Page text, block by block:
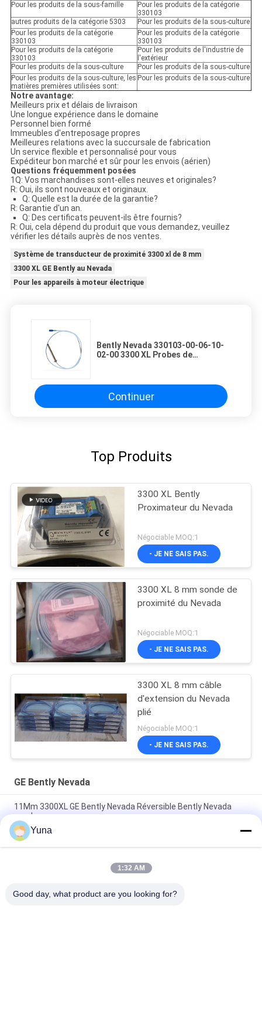
Pour les produits de la sous-famille
Pour les produits de la catégorie
330103
autres produits de la catégorie 5303
Pour les produits de la sous-culture
Pour les produits de la catégorie
330103
Pour les produits de la catégorie
330103
Pour les produits de la catégorie
330103
Pour les produits de l'industrie de
l'extérieur
Pour les produits de la sous-culture
Pour les produits de la sous-culture
Pour les produits de la sous-culture, les
matières premières utilisées sont:
Pour les produits de la sous-culture
Notre avantage:
Meilleurs prix et délais de livraison
Une longue expérience dans le domaine
Personnel bien formé
Immeubles d'entreposage propres
Meilleures relations avec la succursale de fabrication
Un service flexible et personnalisé pour vous
Expéditeur bon marché et sûr pour les envois (aérien)
Questions fréquemment posées
1Q: Vos marchandises sont-elles neuves et originales?
R: Oui, ils sont nouveaux et originaux.
Q: Quelle est la durée de la garantie?
R: Garantie d'un an.
Q: Des certificats peuvent-ils être fournis?
R: Oui, cela dépend du produit que vous demandez, veuillez
vérifier les détails auprès de nos ventes.
Système de transducteur de proximité 3300 xl de 8 mm
3300 XL GE Bently au Nevada
Pour les appareils à moteur électrique
Bently Nevada 330103-00-06-10-
02-00 3300 XL Probes de
Continuer
Top Produits
3300 XL Bently
Proximateur du Nevada
Négociable MOQ:1
- JE NE SAIS PAS.
3300 XL 8 mm sonde de
proximité du Nevada
Négociable MOQ:1
- JE NE SAIS PAS.
3300 XL 8 mm câble
d'extension du Nevada
plié
Négociable MOQ:1
- JE NE SAIS PAS.
GE Bently Nevada
11Mm 3300XL GE Bently Nevada Réversible Bently Nevada
sonde
50 mm 3300XL Bently Nevada Proximité sonde 330709-000-
050-10-02-00
8.0 Mètre 3300 XL 11Mm GE Bently Nevada Vibration Probe
Yuna
1:32 AM
Good day, what product are you looking for?